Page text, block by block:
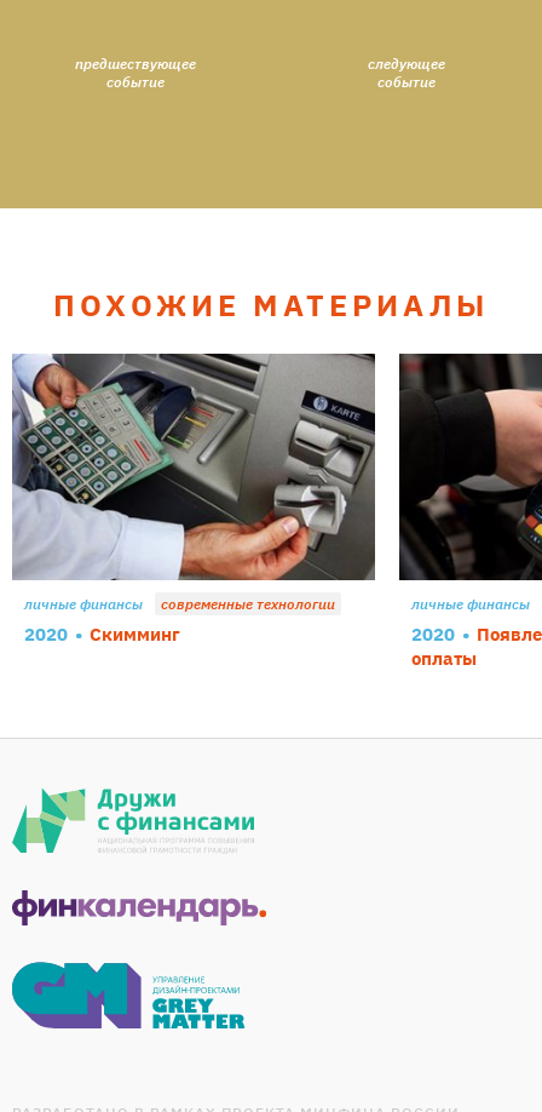
предшествующее
событие
следующее
событие
ПОХОЖИЕ МАТЕРИАЛЫ
личные финансы современные технологии
2020 Скимминг
личные финансы
2020
оплаты